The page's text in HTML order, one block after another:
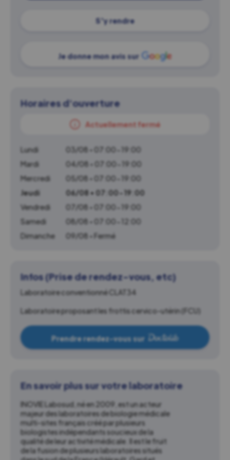
S'y rendre
Je donne mon avis sur
Horaires d'ouverture
Actuellement fermé
Lundi
03/08 • 07:00-19:00
Mardi
04/08 • 07:00-19:00
Mercredi
05/08 • 07:00-19:00
Jeudi
06/08 • 07:00-19:00
Vendredi
07/08 • 07:00-19:00
Samedi
08/08 • 07:00-12:00
Dimanche
09/08 • Fermé
Infos (Prise de rendez-vous, etc)
Laboratoire conventionné CLAT34
Laboratoire proposant les frottis cervico-utérin (FCU)
Prendre rendez-vous sur
En savoir plus sur votre laboratoire
INOVIE Labosud, né en 2009, est un acteur
majeur des laboratoires de biologie médicale
multi-sites français créé par plusieurs
biologistes indépendants soucieux de la
qualité de leur activité médicale. Il est le fruit
de la fusion de plusieurs laboratoires situés